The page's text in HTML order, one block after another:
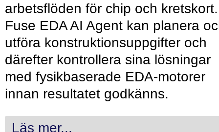
arbetsflöden för chip och kretskort.
Fuse EDA AI Agent kan planera
utföra konstruktionsuppgifter och
därefter kontrollera sina lösningar
med fysikbaserade EDA-motorer
innan resultatet godkänns.
Läs mer...